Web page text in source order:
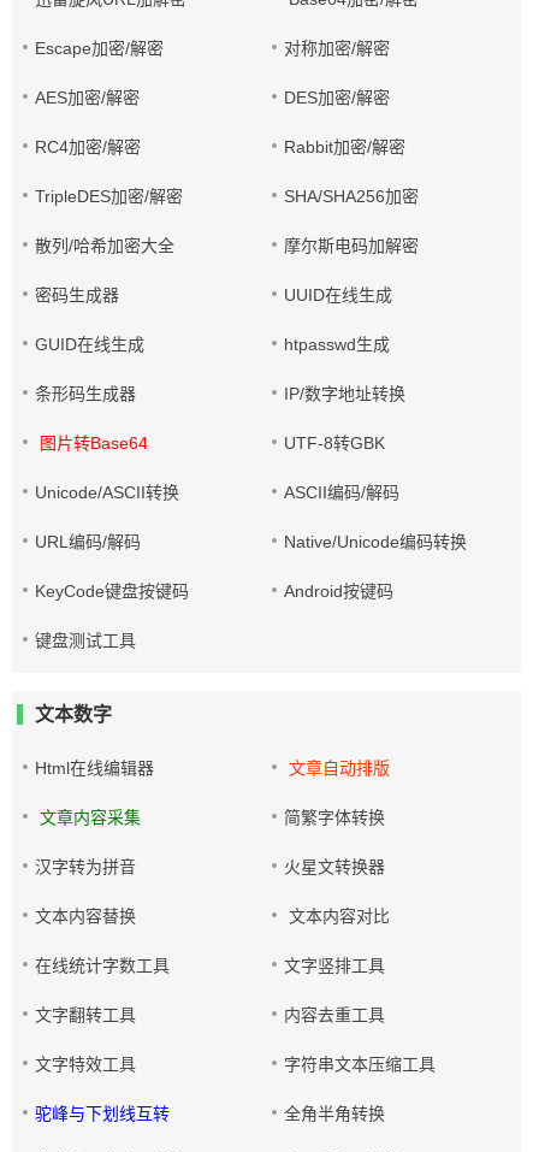
Escape加密/解密 对称加密/解密
AES加密/解密 DES加密/解密
RC4加密/解密 Rabbit加密/解密
TripleDES加密/解密 SHA/SHA256加密
散列/哈希加密大全 摩尔斯电码加解密
密码生成器 UUID在线生成
GUID在线生成 htpasswd生成
条形码生成器 IP/数字地址转换
图片转Base64 UTF-8转GBK
Unicode/ASCII转换 ASCII编码/解码
URL编码/解码 Native/Unicode编码转换
KeyCode键盘按键码 Android按键码
键盘测试工具
文本数字
Html在线编辑器 文章自动排版
文章内容采集 简繁字体转换
汉字转为拼音 火星文转换器
文本内容替换 文本内容对比
在线统计字数工具 文字竖排工具
文字翻转工具 内容去重工具
文字特效工具 字符串文本压缩工具
驼峰与下划线互转 全角半角转换